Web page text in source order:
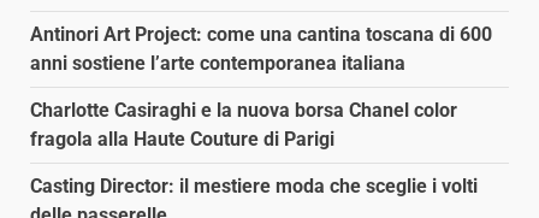
Antinori Art Project: come una cantina toscana di 600
anni sostiene l’arte contemporanea italiana
Charlotte Casiraghi e la nuova borsa Chanel color
fragola alla Haute Couture di Parigi
Casting Director: il mestiere moda che sceglie i volti